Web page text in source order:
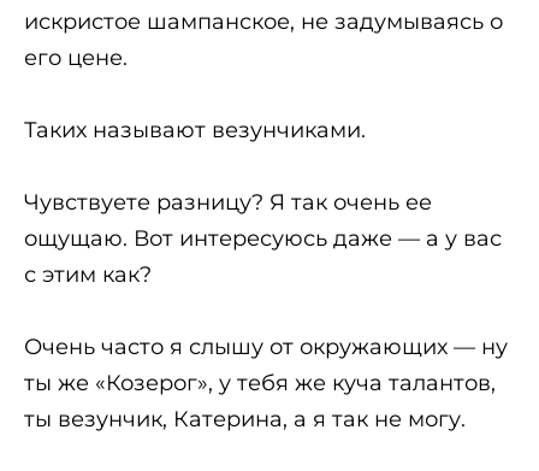
искристое шампанское, не задумываясь о
его цене.
Таких называют везунчиками.
Чувствуете разницу? Я так очень ее
ощущаю. Вот интересуюсь даже — а у вас
с этим как?
Очень часто я слышу от окружающих — ну
ты же «Козерог», у тебя же куча талантов,
ты везунчик, Катерина, а я так не могу.